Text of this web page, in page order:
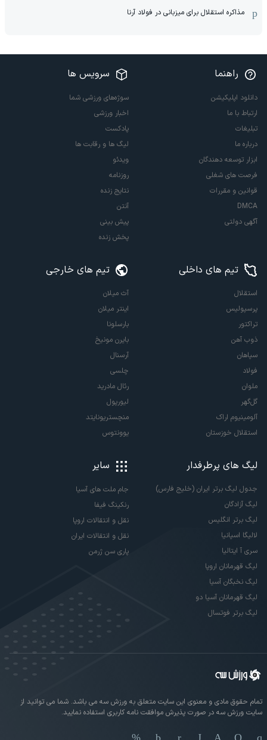
مذاکره استقلال برای میزبانی در فولاد آرنا
راهنما
دانلود اپلیکیشن
ارتباط با ما
تبلیغات
درباره ما
ابزار توسعه دهندگان
فرصت های شغلی
قوانین و مقررات
DMCA
آگهی دولتی
سرویس ها
سوژه‌های ورزشی شما
اخبار ورزشی
پادکست
لیگ ها و رقابت ها
ویدئو
روزنامه
نتایج زنده
آنتن
پیش بینی
پخش زنده
تیم های داخلی
استقلال
پرسپولیس
تراکتور
ذوب آهن
سپاهان
فولاد
ملوان
گل‌گهر
آلومینیوم اراک
استقلال خوزستان
تیم های خارجی
آث میلان
اینتر میلان
بارسلونا
بایرن مونیخ
آرسنال
چلسی
رئال مادرید
لیورپول
منچستریونایتد
یوونتوس
لیگ های پرطرفدار
جدول لیگ برتر ایران (خلیج فارس)
لیگ آزادگان
لیگ برتر انگلیس
لالیگا اسپانیا
سری آ ایتالیا
لیگ قهرمانان اروپا
لیگ نخبگان آسیا
لیگ قهرمانان آسیا دو
لیگ برتر فوتسال
سایر
جام ملت های آسیا
رنکینگ فیفا
نقل و انتقالات اروپا
نقل و انتقالات ایران
پاری سن ژرمن
تمام حقوق مادی و معنوی این سایت متعلق به ورزش سه می باشد. شما می توانید از
سایت ورزش سه در صورت پذیرش موافقت نامه کاربری استفاده نمایید.